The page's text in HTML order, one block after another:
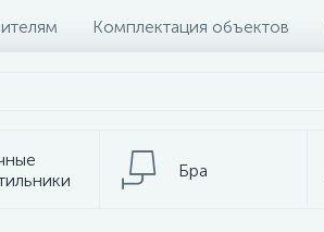
Комплектация объектов
Бра